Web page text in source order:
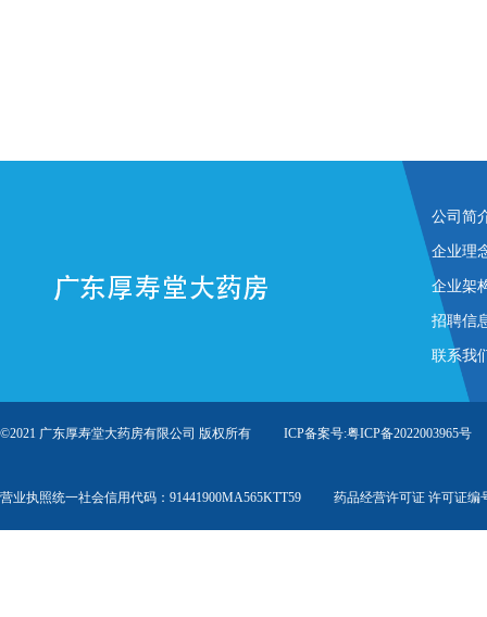
公司简
企业理
企业架
招聘信
联系我
©2021 广东厚寿堂大药房有限公司 版权所有 ICP备案号:粤ICP备2022003965号
营业执照统一社会信用代码：91441900MA565KTT59 药品经营许可证 许可